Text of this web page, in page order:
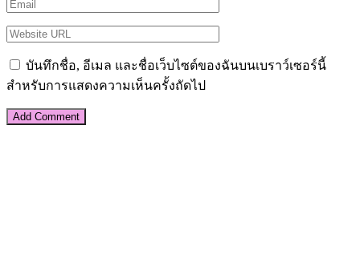
บันทึกชื่อ, อีเมล และชื่อเว็บไซต์ของฉันบนเบราว์เซอร์นี้
สำหรับการแสดงความเห็นครั้งถัดไป